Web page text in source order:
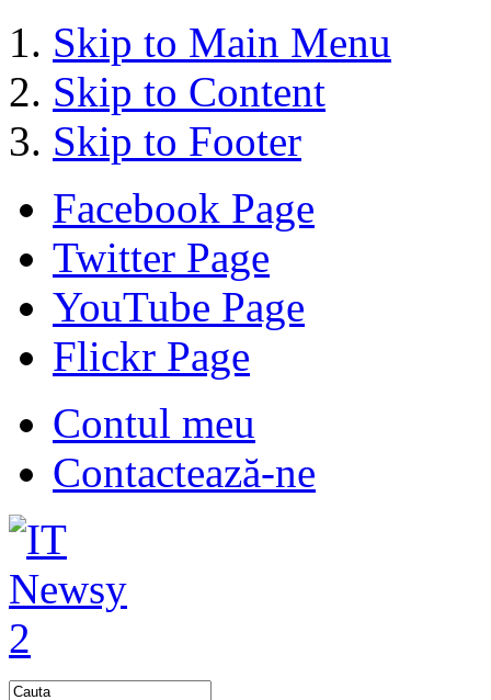
Skip to Main Menu
Skip to Content
Skip to Footer
Facebook Page
Twitter Page
YouTube Page
Flickr Page
Contul meu
Contactează-ne